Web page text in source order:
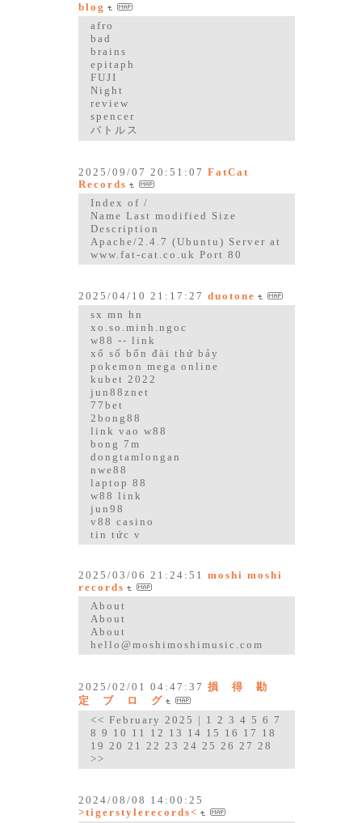
blog
afro
bad
brains
epitaph
FUJI
Night
review
spencer
バトルス
2025/09/07 20:51:07 FatCat
Records
Index of /
Name Last modified Size
Description
Apache/2.4.7 (Ubuntu) Server at
www.fat-cat.co.uk Port 80
2025/04/10 21:17:27 duotone
sx mn hn
xo.so.minh.ngoc
w88 -- link
xổ số bốn đài thứ bảy
pokemon mega online
kubet 2022
jun88znet
77bet
2bong88
link vao w88
bong 7m
dongtamlongan
nwe88
laptop 88
w88 link
jun98
v88 casino
tin tức v
2025/03/06 21:24:51 moshi moshi
records
About
About
About
hello@moshimoshimusic.com
2025/02/01 04:47:37 損 得 勘
定 ブ ロ グ
<< February 2025 | 1 2 3 4 5 6 7
8 9 10 11 12 13 14 15 16 17 18
19 20 21 22 23 24 25 26 27 28
>>
2024/08/08 14:00:25
>tigerstylerecords<